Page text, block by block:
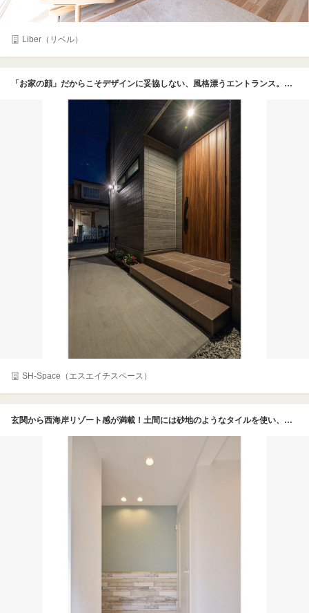
Liber（リベル）
「お家の顔」だからこそデザインに妥協しない、風格漂うエントランス。重厚感のある木目調ドアの頭上をブラック塗装でシャープに仕上げ、グレー外壁とのコントラストをバッチリ効かせた現代的なファサード。夜のお帰りを優しく照らすダウンライトと、ノスタルジックな陰影を愉しめるマリンライトのＷライティングが、昼とは一味違うドラマチックな表情を見せてくれる。防犯性を高めながら、近所でも一目を置かれるようなお洒落な外観を実現した、ガレージハウスの魅力が溢れている。
SH-Space（エスエイチスペース）
玄関から西海岸リゾート感が満載！土間には砂地のようなタイルを使い、ダウンライトが照らすアクセントウォールには淡いブルーとシャビーな木目をあしらった。土間の右手にはSICがあり、ロールスクリーンなどで仕切ることもできる